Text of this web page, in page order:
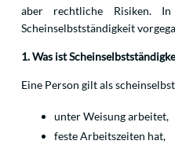
aber rechtliche Risiken.
Scheinselbstständigkeit
1. Was ist
Eine Person gilt als
unter Weisung arbeitet,
feste Arbeitszeiten hat,